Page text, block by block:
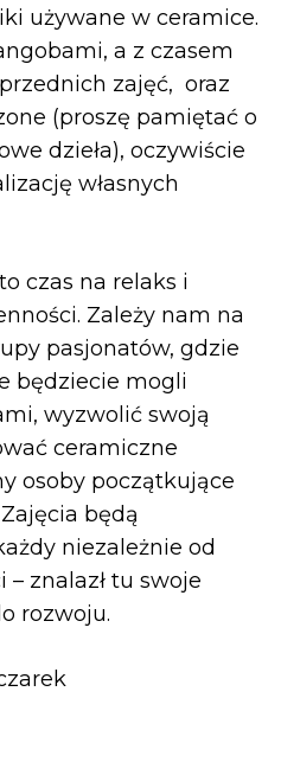
używane w ceramice.
a z czasem
zajęć, oraz
(proszę pamiętać o
dzieła), oczywiście
własnych
czas na relaks i
Zależy nam na
pasjonatów, gdzie
będziecie mogli
wyzwolić swoją
ceramiczne
osoby początkujące
będą
niezależnie od
znalazł tu swoje
rozwoju.